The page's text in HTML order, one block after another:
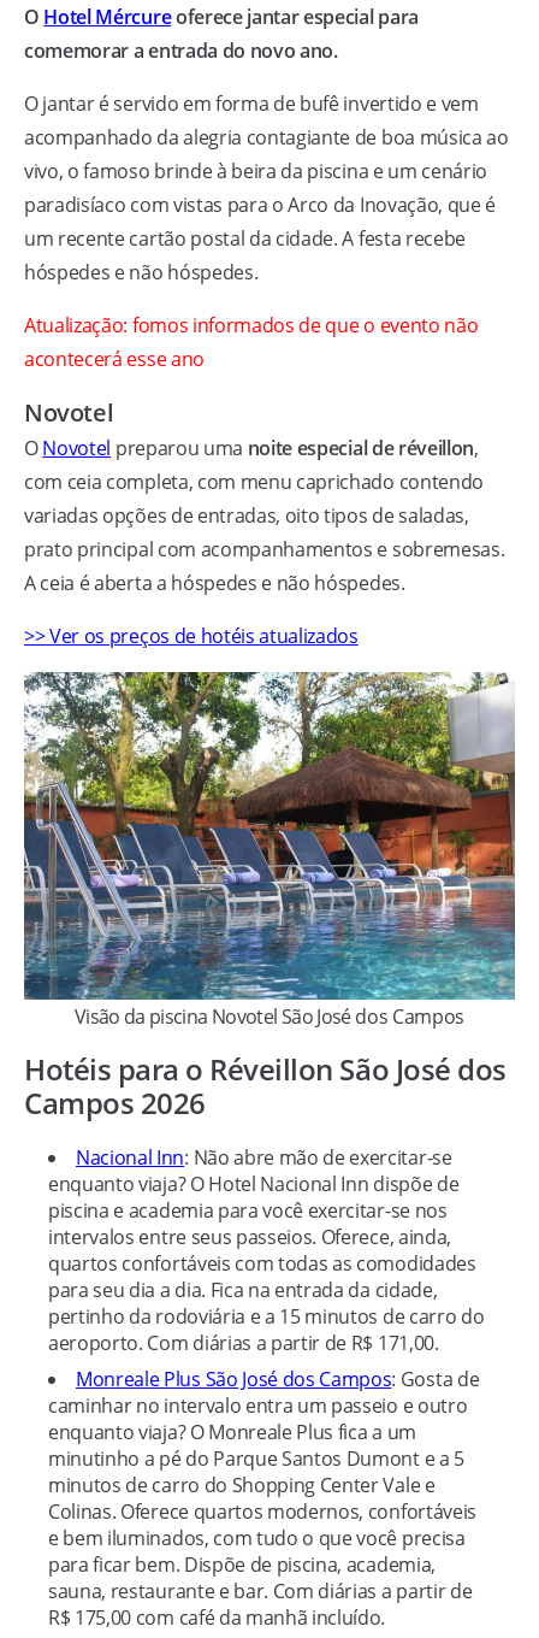
O Hotel Mércureoferece jantar especial para
comemorar a entrada do novo ano.
O jantar é servido em forma de bufê invertido e vem
acompanhado da alegria contagiante de boa música ao
vivo, o famoso brinde à beira da piscina e um cenário
paradisíaco com vistas para o Arco da Inovação, que é
um recente cartão postal da cidade. A festa recebe
hóspedes e não hóspedes.
Atualização: fomos informados de que o evento não
acontecerá esse ano
Novotel
ONovotel preparou uma noite especial de réveillon,
com ceia completa, com menu caprichado contendo
variadas opções de entradas, oito tipos de saladas,
prato principal com acompanhamentos e sobremesas.
A ceia é aberta a hóspedes e não hóspedes.
>> Ver os preços de hotéis atualizados
Visão da piscina Novotel São José dos Campos
Hotéis para o Réveillon São José dos
Campos 2026
Nacional Inn: Não abre mão de exercitar-se
enquanto viaja? O Hotel Nacional Inn dispõe de
piscina e academia para você exercitar-se nos
intervalos entre seus passeios. Oferece, ainda,
quartos confortáveis com todas as comodidades
para seu dia a dia. Fica na entrada da cidade,
pertinho da rodoviária e a 15 minutos de carro do
aeroporto. Com diárias a partir de R$ 171,00.
Monreale Plus São José dos Campos: Gosta de
caminhar no intervalo entra um passeio e outro
enquanto viaja? O Monreale Plus fica a um
minutinho a pé do Parque Santos Dumont e a 5
minutos de carro do Shopping Center Vale e
Colinas. Oferece quartos modernos, confortáveis
e bem iluminados, com tudo o que você precisa
para ficar bem. Dispõe de piscina, academia,
sauna, restaurante e bar. Com diárias a partir de
R$ 175,00 com café da manhã incluído.